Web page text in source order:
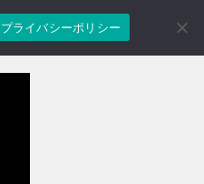
プライバシーポリシー